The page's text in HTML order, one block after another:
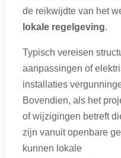
de reikwijdte van het
lokale regelgeving.
Typisch vereisen
aanpassingen of
installaties
Bovendien, als het
of wijzigingen betreft
zijn vanuit openbare
kunnen lokale